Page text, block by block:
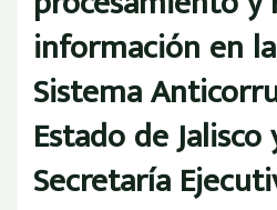
información en
Sistema
Estado de Jalisco
Secretaría